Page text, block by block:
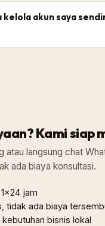
kelola akun saya
Kami siap
atau langsung chat
ada biaya konsultasi.
jam
tidak ada biaya
kebutuhan bisnis lokal